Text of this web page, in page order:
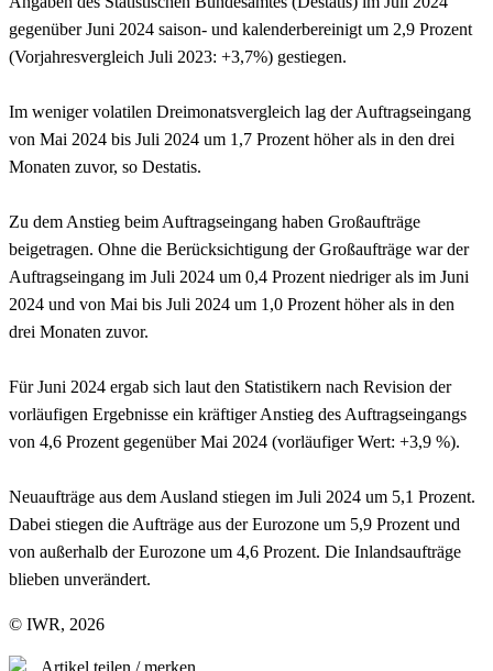
gegenüber Juni 2024 saison- und kalenderbereinigt um 2,9 Prozent
(Vorjahresvergleich Juli 2023: +3,7%) gestiegen.
Im weniger volatilen Dreimonatsvergleich lag der Auftragseingang
von Mai 2024 bis Juli 2024 um 1,7 Prozent höher als in den drei
Monaten zuvor, so Destatis.
Zu dem Anstieg beim Auftragseingang haben Großaufträge
beigetragen. Ohne die Berücksichtigung der Großaufträge war der
Auftragseingang im Juli 2024 um 0,4 Prozent niedriger als im Juni
2024 und von Mai bis Juli 2024 um 1,0 Prozent höher als in den
drei Monaten zuvor.
Für Juni 2024 ergab sich laut den Statistikern nach Revision der
vorläufigen Ergebnisse ein kräftiger Anstieg des Auftragseingangs
von 4,6 Prozent gegenüber Mai 2024 (vorläufiger Wert: +3,9 %).
Neuaufträge aus dem Ausland stiegen im Juli 2024 um 5,1 Prozent.
Dabei stiegen die Aufträge aus der Eurozone um 5,9 Prozent und
von außerhalb der Eurozone um 4,6 Prozent. Die Inlandsaufträge
blieben unverändert.
© IWR, 2026
Artikel teilen / merken